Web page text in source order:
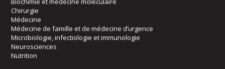
Chirurgie
Médecine
Médecine de famille et de médecine d’urgence
Microbiologie, infectiologie et immunologie
Neurosciences
Nutrition